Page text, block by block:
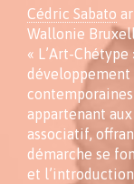
Cédric Sabato
Wallonie
« L’Art-
développement
appartenant
associatif,
démarche se
et